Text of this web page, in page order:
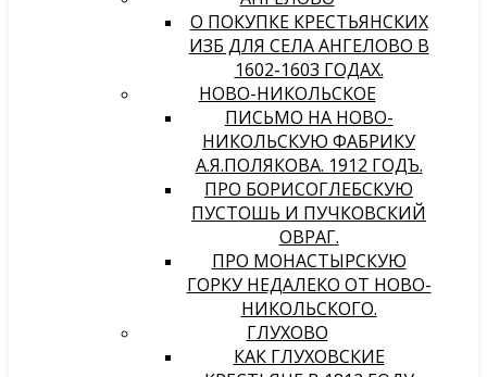
О ПОКУПКЕ КРЕСТЬЯНСКИХ
ИЗБ ДЛЯ СЕЛА АНГЕЛОВО В
1602-1603 ГОДАХ.
НОВО-НИКОЛЬСКОЕ
ПИСЬМО НА НОВО-
НИКОЛЬСКУЮ ФАБРИКУ
А.Я.ПОЛЯКОВА. 1912 ГОДЪ.
ПРО БОРИСОГЛЕБСКУЮ
ПУСТОШЬ И ПУЧКОВСКИЙ
ОВРАГ.
ПРО МОНАСТЫРСКУЮ
ГОРКУ НЕДАЛЕКО ОТ НОВО-
НИКОЛЬСКОГО.
ГЛУХОВО
КАК ГЛУХОВСКИЕ